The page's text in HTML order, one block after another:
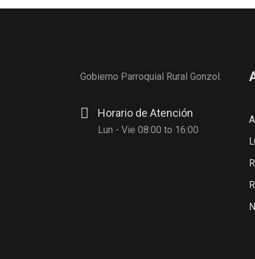
Gobierno Parroquial Rural Gonzol.
Horario de Atención
Lun - Vie 08:00 to 16:00